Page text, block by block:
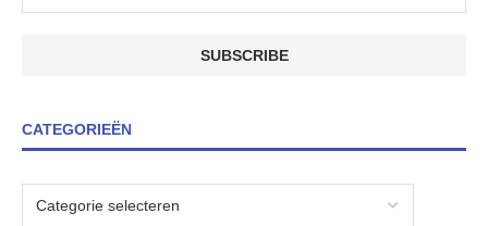
CATEGORIEËN